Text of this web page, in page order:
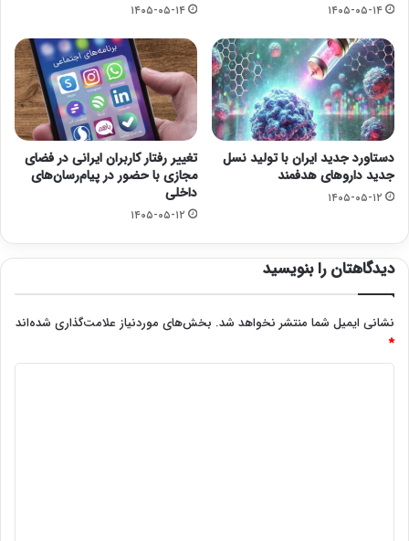
۱۴۰۵-۰۵-۱۴ ۱۴۰۵-۰۵-۱۴
دستاورد جدید ایران با تولید نسل
جدید داروهای هدفمند
۱۴۰۵-۰۵-۱۲
تغییر رفتار کاربران ایرانی در فضای
مجازی با حضور در پیام‌رسان‌های
داخلی
۱۴۰۵-۰۵-۱۲
دیدگاهتان را بنویسید
نشانی ایمیل شما منتشر نخواهد شد. بخش‌های موردنیاز علامت‌گذاری شده‌اند
*